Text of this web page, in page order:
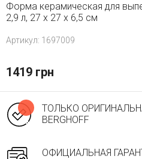
Форма керамическая для
2,9 л, 27 x 27 x 6,5 см
Aртикул: 1697009
1419 грн
ТОЛЬКО
BERGHOFF
ОФИЦИАЛЬНАЯ